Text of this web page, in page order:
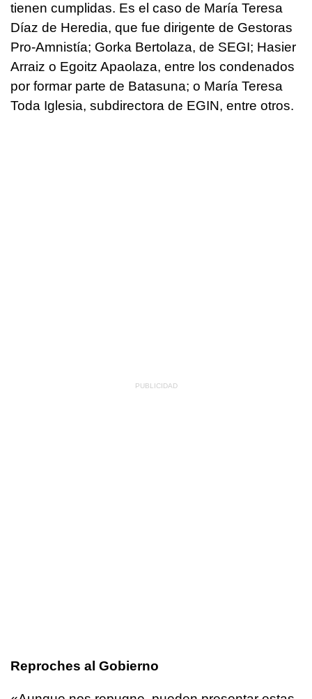
tienen cumplidas. Es el caso de María Teresa
Díaz de Heredia, que fue dirigente de Gestoras
Pro-Amnistía; Gorka Bertolaza, de SEGI; Hasier
Arraiz o Egoitz Apaolaza, entre los condenados
por formar parte de Batasuna; o María Teresa
Toda Iglesia, subdirectora de EGIN, entre otros.
Reproches al Gobierno